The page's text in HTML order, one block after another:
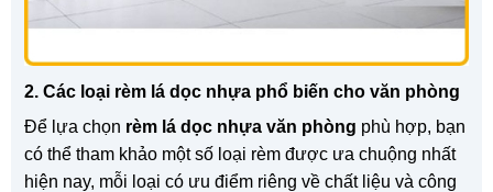
2. Các loại rèm lá dọc nhựa phổ biến cho văn phòng
Để lựa chọn rèm lá dọc nhựa văn phòng phù hợp, bạn
có thể tham khảo một số loại rèm được ưa chuộng nhất
hiện nay, mỗi loại có ưu điểm riêng về chất liệu và công